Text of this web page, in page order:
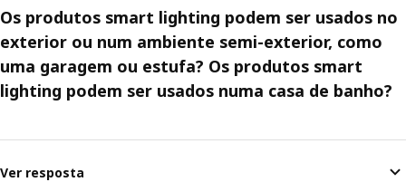
Os produtos smart lighting podem ser usados no
exterior ou num ambiente semi-exterior, como
uma garagem ou estufa? Os produtos smart
lighting podem ser usados numa casa de banho?
Ver resposta